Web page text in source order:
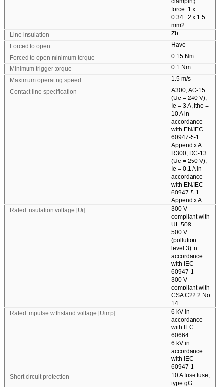
clamping
force: 1 x
0.34...2 x 1.5
mm2
Line insulation
Zb
Forced to open
Have
Forced to open minimum torque
0.15 Nm
Minimum trigger torque
0.1 Nm
Maximum operating speed
1.5 m/s
Contact line specification
A300, AC-15
(Ue = 240 V),
Ie = 3 A, Ithe =
10 A in
accordance
with EN/IEC
60947-5-1
Appendix A
R300, DC-13
(Ue = 250 V),
Ie = 0.1 A in
accordance
with EN/IEC
60947-5-1
Appendix A
Rated insulation voltage [Ui]
300 V
compliant with
UL 508
500 V
(pollution
level 3) in
accordance
with IEC
60947-1
300 V
compliant with
CSA C22.2 No
14
Rated impulse withstand voltage [Uimp]
6 kV in
accordance
with IEC
60664
6 kV in
accordance
with IEC
60947-1
Short circuit protection
10 A fuse fuse,
type gG